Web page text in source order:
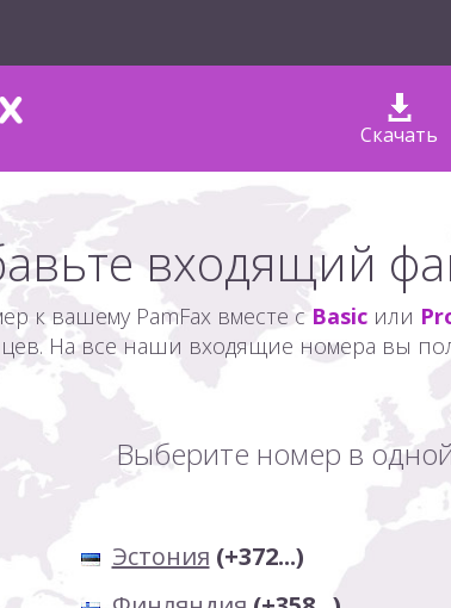
Скачать
входящий
к вашему PamFax вместе сBasic или
На все наши входящие номера вы
Выберите номер в
Эстония (+372...)